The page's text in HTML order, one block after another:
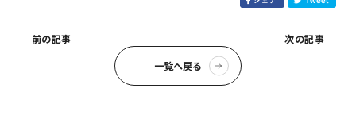
前の記事
一覧へ戻る
次の記事